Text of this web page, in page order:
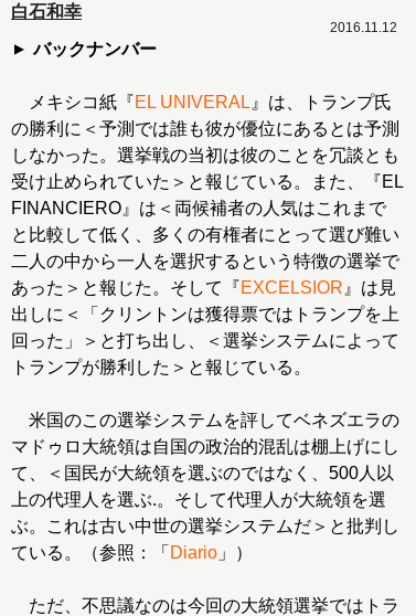
白石和幸
バックナンバー
2016.11.12
メキシコ紙『EL UNIVERAL 』は、トランプ氏
の勝利に＜予測では誰も彼が優位にあるとは予測
しなかった。選挙戦の当初は彼のことを冗談とも
受け止められていた＞と報じている。また、『EL
FINANCIERO』は＜両候補者の人気はこれまで
と比較して低く、多くの有権者にとって選び難い
二人の中から一人を選択するという特徴の選挙で
あった＞と報じた。そして『EXCELSIOR 』は見
出しに＜「クリントンは獲得票ではトランプを上
回った」＞と打ち出し、＜選挙システムによって
トランプが勝利した＞と報じている。
米国のこの選挙システムを評してベネズエラの
マドゥロ大統領は自国の政治的混乱は棚上げにし
て、＜国民が大統領を選ぶのではなく、500人以
上の代理人を選ぶ.。そして代理人が大統領を選
ぶ。これは古い中世の選挙システムだ＞と批判し
ている。（参照：「 Diario 」）
ただ、不思議なのは今回の大統領選挙ではトラ